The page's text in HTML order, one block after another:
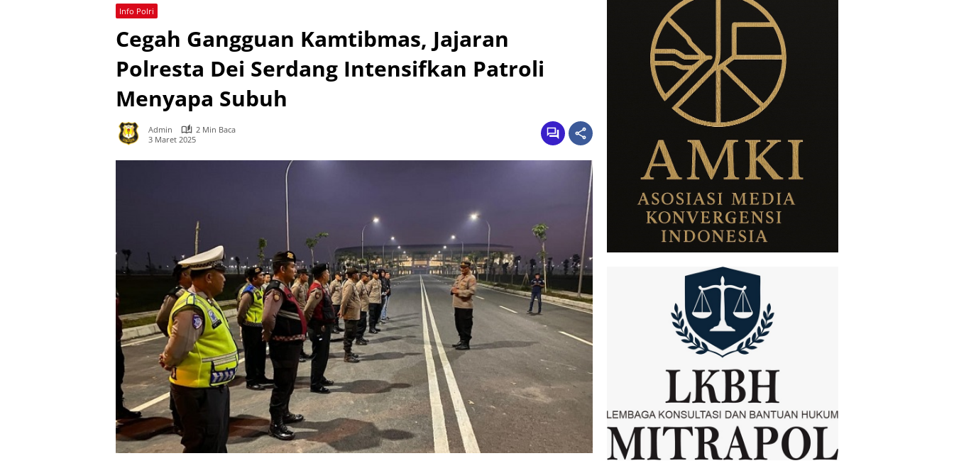
Info Polri
Cegah Gangguan Kamtibmas, Jajaran
Polresta Dei Serdang Intensifkan Patroli
Menyapa Subuh
Admin
2 Min Baca
3 Maret 2025